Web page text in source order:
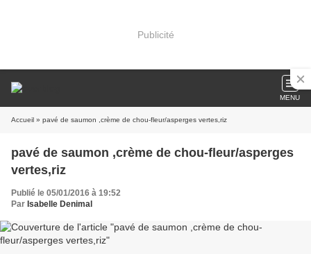
Publicité
MENU
Accueil » pavé de saumon ,crème de chou-fleur/asperges vertes,riz
pavé de saumon ,crème de chou-fleur/asperges
vertes,riz
Publié le 05/01/2016 à 19:52
Par Isabelle Denimal